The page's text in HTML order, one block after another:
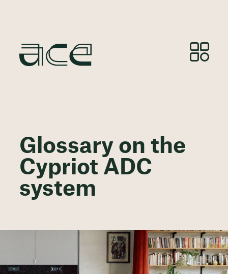
Glossary on the
Cypriot ADC
system